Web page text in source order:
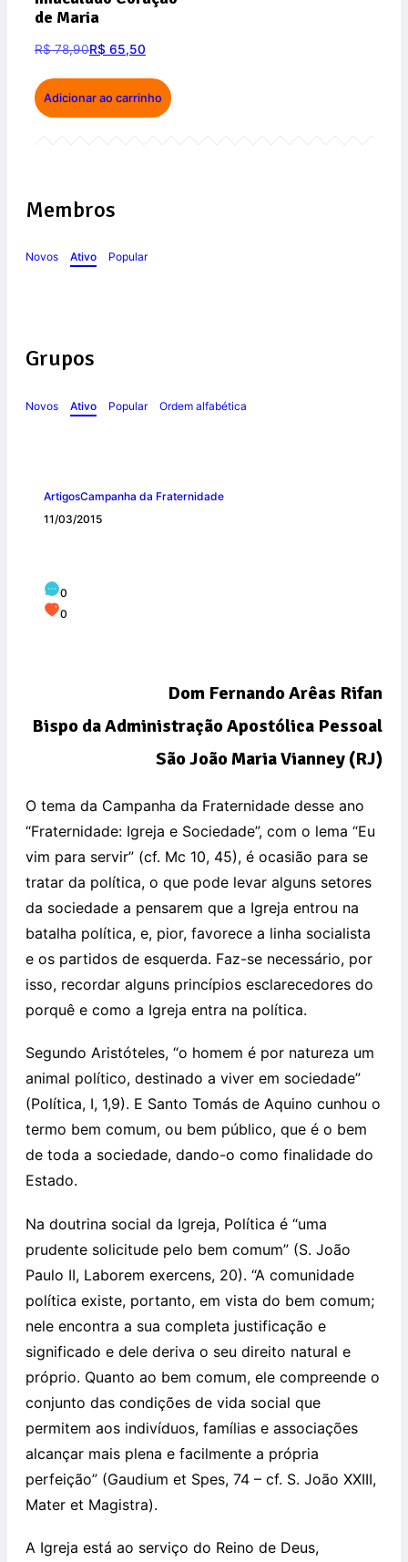
de Maria
R$78,90R$ 65,50
Adicionar ao carrinho
Membros
Novos Ativo Popular
Grupos
Novos Ativo Popular Ordem alfabética
ArtigosCampanha da Fraternidade
11/03/2015
0
0
Dom Fernando Arêas Rifan
Bispo da Administração Apostólica Pessoal
São João Maria Vianney (RJ)
O tema da Campanha da Fraternidade desse ano
“Fraternidade: Igreja e Sociedade”, com o lema “Eu
vim para servir” (cf. Mc 10, 45), é ocasião para se
tratar da política, o que pode levar alguns setores
da sociedade a pensarem que a Igreja entrou na
batalha política, e, pior, favorece a linha socialista
e os partidos de esquerda. Faz-se necessário, por
isso, recordar alguns princípios esclarecedores do
porquê e como a Igreja entra na política.
Segundo Aristóteles, “o homem é por natureza um
animal político, destinado a viver em sociedade”
(Política, I, 1,9). E Santo Tomás de Aquino cunhou o
termo bem comum, ou bem público, que é o bem
de toda a sociedade, dando-o como finalidade do
Estado.
Na doutrina social da Igreja, Política é “uma
prudente solicitude pelo bem comum” (S. João
Paulo II, Laborem exercens, 20). “A comunidade
política existe, portanto, em vista do bem comum;
nele encontra a sua completa justificação e
significado e dele deriva o seu direito natural e
próprio. Quanto ao bem comum, ele compreende o
conjunto das condições de vida social que
permitem aos indivíduos, famílias e associações
alcançar mais plena e facilmente a própria
perfeição” (Gaudium et Spes, 74 – cf. S. João XXIII,
Mater et Magistra).
A Igreja está ao serviço do Reino de Deus,